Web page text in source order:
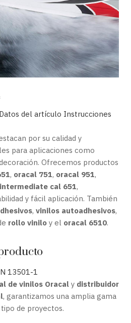
Datos del artículo Instrucciones
por su calidad y
para aplicaciones como
Ofrecemos productos
, oracal 751, oracal 951,
cal 651,
y fácil aplicación. También
, vinilos autoadhesivos,
rollo vinilo y el oracal 6510.
13501-1
de vinilos Oracal y distribuidor
, garantizamos una amplia gama
de proyectos.